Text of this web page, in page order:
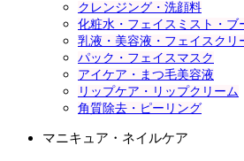
クレンジング・洗顔料
化粧水・フェイスミスト・ブ
乳液・美容液・フェイスクリ
パック・フェイスマスク
アイケア・まつ毛美容液
リップケア・リップクリーム
角質除去・ピーリング
マニキュア・ネイルケア